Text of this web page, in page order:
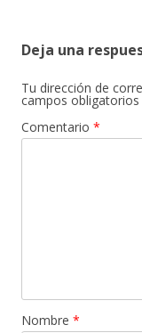
Deja una
Tu dirección de
campos
Comentario *
Nombre *